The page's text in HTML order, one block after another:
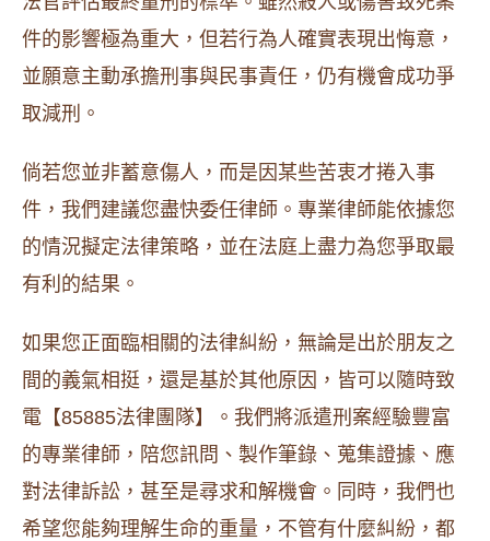
件的影響極為重大，但若行為人確實表現出悔意，
並願意主動承擔刑事與民事責任，仍有機會成功爭
取減刑。
倘若您並非蓄意傷人，而是因某些苦衷才捲入事
件，我們建議您盡快委任律師。專業律師能依據您
的情況擬定法律策略，並在法庭上盡力為您爭取最
有利的結果。
如果您正面臨相關的法律糾紛，無論是出於朋友之
間的義氣相挺，還是基於其他原因，皆可以隨時致
電【85885法律團隊】。我們將派遣刑案經驗豐富
的專業律師，陪您訊問、製作筆錄、蒐集證據、應
對法律訴訟，甚至是尋求和解機會。同時，我們也
希望您能夠理解生命的重量，不管有什麼糾紛，都